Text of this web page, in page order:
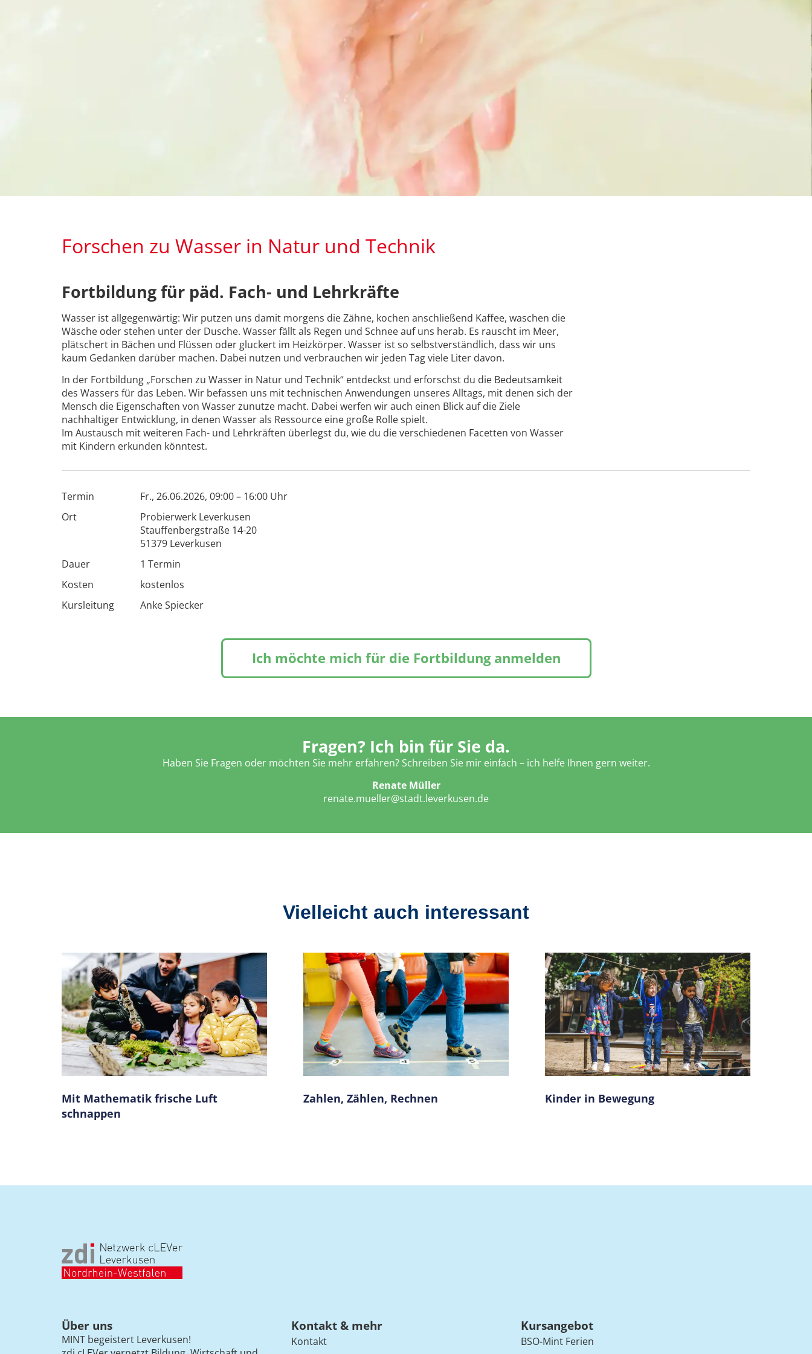
Forschen zu Wasser in Natur und Technik
Fortbildung für päd. Fach- und Lehrkräfte
Wasser ist allgegenwärtig: Wir putzen uns damit morgens die Zähne, kochen anschließend Kaffee, waschen die
Wäsche oder stehen unter der Dusche. Wasser fällt als Regen und Schnee auf uns herab. Es rauscht im Meer,
plätschert in Bächen und Flüssen oder gluckert im Heizkörper. Wasser ist so selbstverständlich, dass wir uns
kaum Gedanken darüber machen. Dabei nutzen und verbrauchen wir jeden Tag viele Liter davon.
In der Fortbildung „Forschen zu Wasser in Natur und Technik“ entdeckst und erforschst du die Bedeutsamkeit
des Wassers für das Leben. Wir befassen uns mit technischen Anwendungen unseres Alltags, mit denen sich der
Mensch die Eigenschaften von Wasser zunutze macht. Dabei werfen wir auch einen Blick auf die Ziele
nachhaltiger Entwicklung, in denen Wasser als Ressource eine große Rolle spielt.
Im Austausch mit weiteren Fach- und Lehrkräften überlegst du, wie du die verschiedenen Facetten von Wasser
mit Kindern erkunden könntest.
Termin
Fr., 26.06.2026, 09:00 – 16:00 Uhr
Ort
Probierwerk Leverkusen
Stauffenbergstraße 14-20
51379 Leverkusen
Dauer
1 Termin
Kosten
kostenlos
Kursleitung
Anke Spiecker
Ich möchte mich für die Fortbildung anmelden
Fragen? Ich bin für Sie da.
Haben Sie Fragen oder möchten Sie mehr erfahren? Schreiben Sie mir einfach – ich helfe Ihnen gern weiter.
Renate Müller
renate.mueller@stadt.leverkusen.de
Vielleicht auch interessant
Mit Mathematik frische Luft
schnappen
Zahlen, Zählen, Rechnen Kinder in Bewegung
Über uns
MINT begeistert Leverkusen!
Kontakt & mehr
Kontakt
Kursangebot
BSO-Mint Ferien